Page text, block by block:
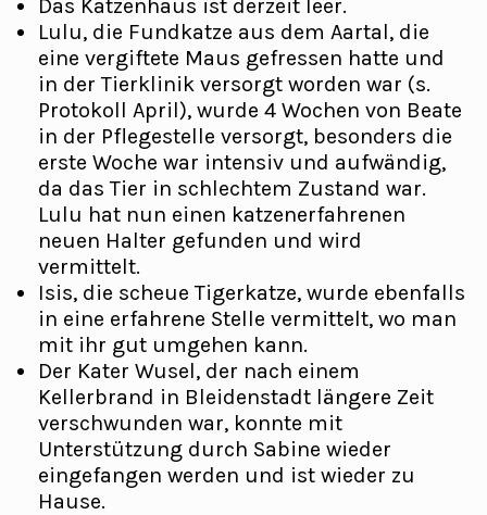
Das Katzenhaus ist derzeit leer.
Lulu, die Fundkatze aus dem Aartal, die
eine vergiftete Maus gefressen hatte und
in der Tierklinik versorgt worden war (s.
Protokoll April), wurde 4 Wochen von Beate
in der Pflegestelle versorgt, besonders die
erste Woche war intensiv und aufwändig,
da das Tier in schlechtem Zustand war.
Lulu hat nun einen katzenerfahrenen
neuen Halter gefunden und wird
vermittelt.
Isis, die scheue Tigerkatze, wurde ebenfalls
in eine erfahrene Stelle vermittelt, wo man
mit ihr gut umgehen kann.
Der Kater Wusel, der nach einem
Kellerbrand in Bleidenstadt längere Zeit
verschwunden war, konnte mit
Unterstützung durch Sabine wieder
eingefangen werden und ist wieder zu
Hause.